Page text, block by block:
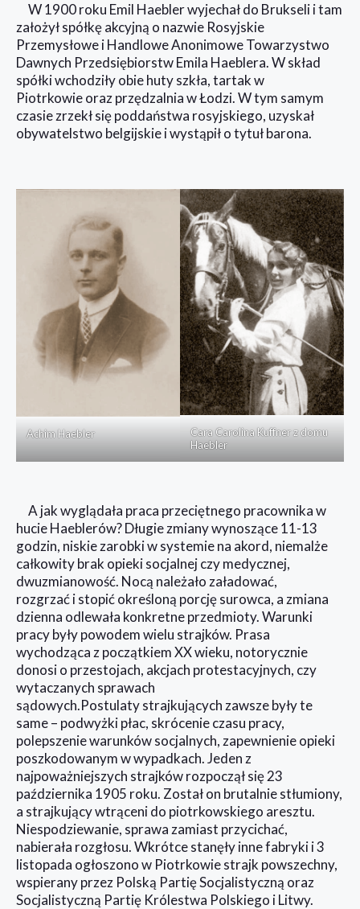
W 1900 roku Emil Haebler wyjechał do Brukseli i tam
założył spółkę akcyjną o nazwie Rosyjskie
Przemysłowe i Handlowe Anonimowe Towarzystwo
Dawnych Przedsiębiorstw Emila Haeblera. W skład
spółki wchodziły obie huty szkła, tartak w
Piotrkowie oraz przędzalnia w Łodzi. W tym samym
czasie zrzekł się poddaństwa rosyjskiego, uzyskał
obywatelstwo belgijskie i wystąpił o tytuł barona.
Achim Haebler
Cara Carolina Kuffner z domu
Haebler
A jak wyglądała praca przeciętnego pracownika w
hucie Haeblerów? Długie zmiany wynoszące 11-13
godzin, niskie zarobki w systemie na akord, niemalże
całkowity brak opieki socjalnej czy medycznej,
dwuzmianowość. Nocą należało załadować,
rozgrzać i stopić określoną porcję surowca, a zmiana
dzienna odlewała konkretne przedmioty. Warunki
pracy były powodem wielu strajków. Prasa
wychodząca z początkiem XX wieku, notorycznie
donosi o przestojach, akcjach protestacyjnych, czy
wytaczanych sprawach
sądowych.Postulaty strajkujących zawsze były te
same – podwyżki płac, skrócenie czasu pracy,
polepszenie warunków socjalnych, zapewnienie opieki
poszkodowanym w wypadkach. Jeden z
najpoważniejszych strajków rozpoczął się 23
października 1905 roku. Został on brutalnie stłumiony,
a strajkujący wtrąceni do piotrkowskiego aresztu.
Niespodziewanie, sprawa zamiast przycichać,
nabierała rozgłosu. Wkrótce stanęły inne fabryki i 3
listopada ogłoszono w Piotrkowie strajk powszechny,
wspierany przez Polską Partię Socjalistyczną oraz
Socjalistyczną Partię Królestwa Polskiego i Litwy.